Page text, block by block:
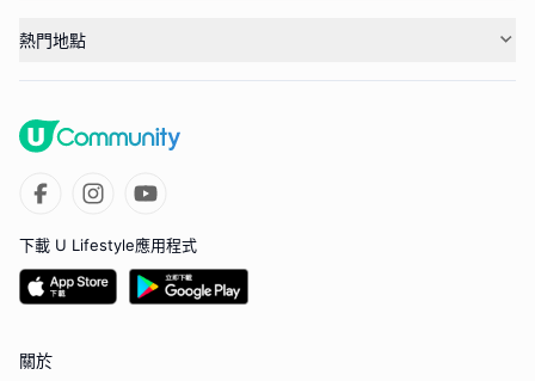
熱門地點
下載 U Lifestyle應用程式
關於